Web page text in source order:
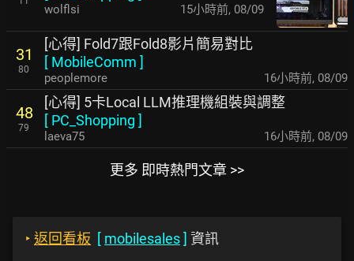
wolflsi 16小時前, 08/09
31
80
[心得] Fold7跟Fold8影片簡易對比
[ MobileComm ]
peoplemore 16小時前, 08/09
48
79
[心得] 5卡Local LLM推理機組裝與調整
[ PC_Shopping ]
laeva75 16小時前, 08/09
更多 即時熱門文章 >>
‣ 返回看板 [ mobilesales] 資訊